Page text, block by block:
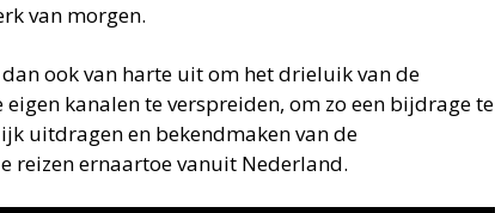
van morgen.
ook van harte uit om het drieluik van de
kanalen te verspreiden, om zo een bijdrage te
uitdragen en bekendmaken van de
reizen ernaartoe vanuit Nederland.